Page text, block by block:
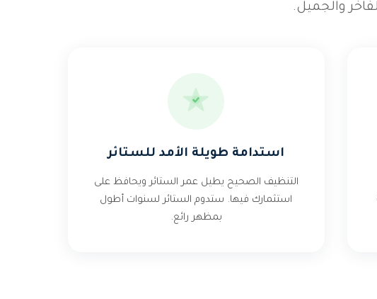
والجميل.
استدامة طويلة الأمد للستائر
التنظيف الصحيح يطيل عمر الستائر ويحافظ على
استثمارك فيها. ستدوم الستائر لسنوات أطول
بمظهر رائع.